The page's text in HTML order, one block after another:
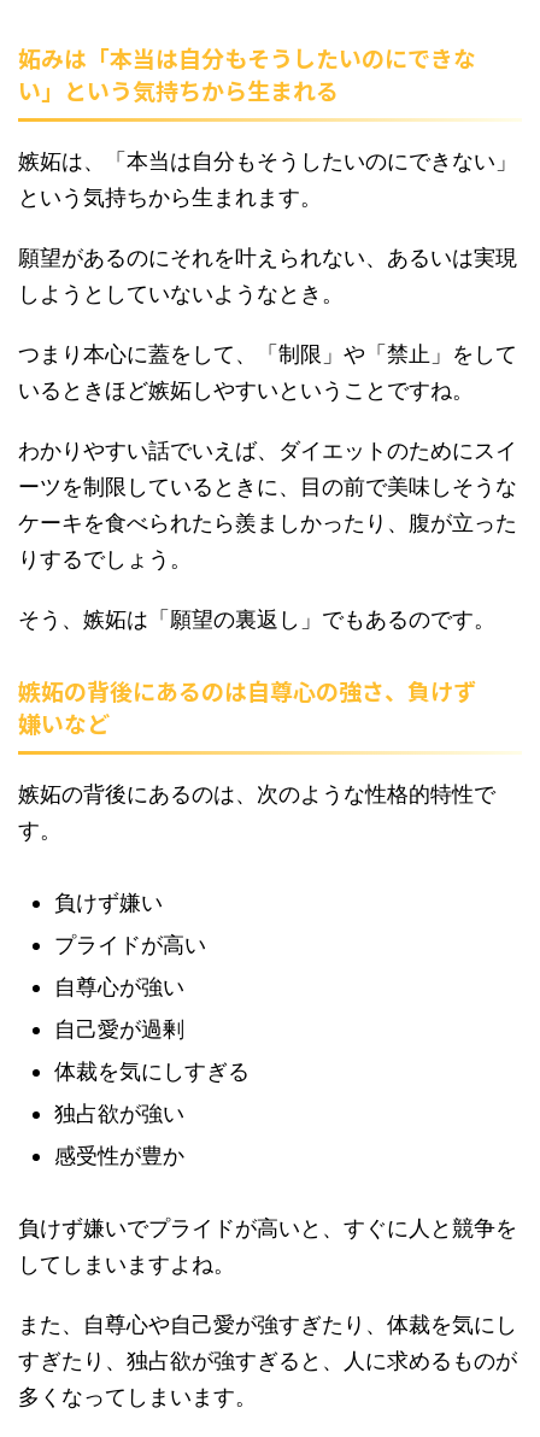
妬みは「本当は自分もそうしたいのにできな
い」という気持ちから生まれる
嫉妬は、「本当は自分もそうしたいのにできない」
という気持ちから生まれます。
願望があるのにそれを叶えられない、あるいは実現
しようとしていないようなとき。
つまり本心に蓋をして、「制限」や「禁止」をして
いるときほど嫉妬しやすいということですね。
わかりやすい話でいえば、ダイエットのためにスイ
ーツを制限しているときに、目の前で美味しそうな
ケーキを食べられたら羨ましかったり、腹が立った
りするでしょう。
そう、嫉妬は「願望の裏返し」でもあるのです。
嫉妬の背後にあるのは自尊心の強さ、負けず
嫌いなど
嫉妬の背後にあるのは、次のような性格的特性で
す。
負けず嫌い
プライドが高い
自尊心が強い
自己愛が過剰
体裁を気にしすぎる
独占欲が強い
感受性が豊か
負けず嫌いでプライドが高いと、すぐに人と競争を
してしまいますよね。
また、自尊心や自己愛が強すぎたり、体裁を気にし
すぎたり、独占欲が強すぎると、人に求めるものが
多くなってしまいます。